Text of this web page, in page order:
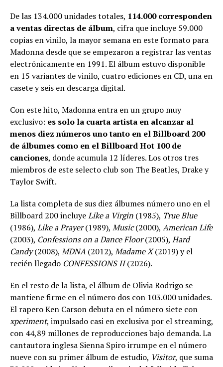
De las 134.000 unidades totales, 114.000 corresponden
a ventas directas de álbum, cifra que incluye 59.000
copias en vinilo, la mayor semana en este formato para
Madonna desde que se empezaron a registrar las ventas
electrónicamente en 1991. El álbum estuvo disponible
en 15 variantes de vinilo, cuatro ediciones en CD, una en
casete y seis en descarga digital.
Con este hito, Madonna entra en un grupo muy
exclusivo: es solo la cuarta artista en alcanzar al
menos diez números uno tanto en el Billboard 200
de álbumes como en el Billboard Hot 100 de
canciones, donde acumula 12 líderes. Los otros tres
miembros de este selecto club son The Beatles, Drake y
Taylor Swift.
La lista completa de sus diez álbumes número uno en el
Billboard 200 incluyeLike a Virgin (1985), True Blue
(1986), Like a Prayer(1989), Music(2000), American Life
(2003), Confessions on a Dance Floor(2005), Hard
Candy(2008), MDNA (2012), Madame X(2019) y el
recién llegado CONFESSIONS II(2026).
En el resto de la lista, el álbum de Olivia Rodrigo se
mantiene firme en el número dos con 103.000 unidades.
El rapero Ken Carson debuta en el número siete con
xperiment, impulsado casi en exclusiva por el streaming,
con 44,89 millones de reproducciones bajo demanda. La
cantautora inglesa Sienna Spiro irrumpe en el número
nueve con su primer álbum de estudio, Visitor, que suma